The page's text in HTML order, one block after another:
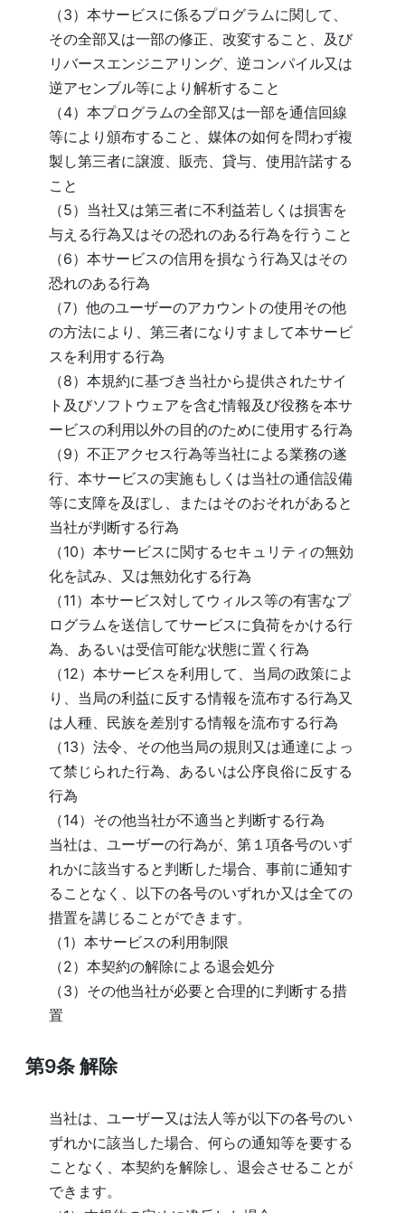
（3）本サービスに係るプログラムに関して、
その全部又は一部の修正、改変すること、及び
リバースエンジニアリング、逆コンパイル又は
逆アセンブル等により解析すること
（4）本プログラムの全部又は一部を通信回線
等により頒布すること、媒体の如何を問わず複
製し第三者に譲渡、販売、貸与、使用許諾する
こと
（5）当社又は第三者に不利益若しくは損害を
与える行為又はその恐れのある行為を行うこと
（6）本サービスの信用を損なう行為又はその
恐れのある行為
（7）他のユーザーのアカウントの使用その他
の方法により、第三者になりすまして本サービ
スを利用する行為
（8）本規約に基づき当社から提供されたサイ
ト及びソフトウェアを含む情報及び役務を本サ
ービスの利用以外の目的のために使用する行為
（9）不正アクセス行為等当社による業務の遂
行、本サービスの実施もしくは当社の通信設備
等に支障を及ぼし、またはそのおそれがあると
当社が判断する行為
（10）本サービスに関するセキュリティの無効
化を試み、又は無効化する行為
（11）本サービス対してウィルス等の有害なプ
ログラムを送信してサービスに負荷をかける行
為、あるいは受信可能な状態に置く行為
（12）本サービスを利用して、当局の政策によ
り、当局の利益に反する情報を流布する行為又
は人種、民族を差別する情報を流布する行為
（13）法令、その他当局の規則又は通達によっ
て禁じられた行為、あるいは公序良俗に反する
行為
（14）その他当社が不適当と判断する行為
当社は、ユーザーの行為が、第１項各号のいず
れかに該当すると判断した場合、事前に通知す
ることなく、以下の各号のいずれか又は全ての
措置を講じることができます。
（1）本サービスの利用制限
（2）本契約の解除による退会処分
（3）その他当社が必要と合理的に判断する措
置
第9条 解除
当社は、ユーザー又は法人等が以下の各号のい
ずれかに該当した場合、何らの通知等を要する
ことなく、本契約を解除し、退会させることが
できます。